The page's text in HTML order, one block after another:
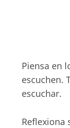
Piensa en
escuchen.
escuchar.
Reflexiona